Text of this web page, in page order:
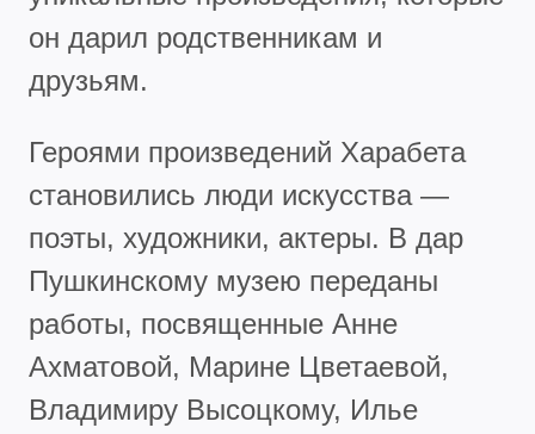
он дарил родственникам и
друзьям.
Героями произведений Харабета
становились люди искусства —
поэты, художники, актеры. В дар
Пушкинскому музею переданы
работы, посвященные Анне
Ахматовой, Марине Цветаевой,
Владимиру Высоцкому, Илье